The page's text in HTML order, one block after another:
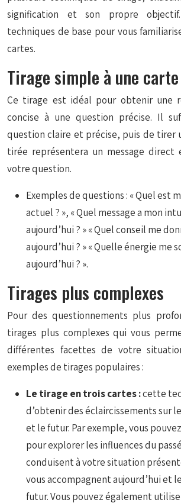
signification et son propre
techniques de base pour vous
cartes.
Tirage simple à une carte
Ce tirage est idéal pour obtenir une
concise à une question précise. Il
question claire et précise, puis de tirer
tirée représentera un message
votre question.
Exemples de questions : « Quel est
actuel ? », « Quel message a mon
aujourd’hui ? » « Quel conseil me
aujourd’hui ? » « Quelle énergie me
aujourd’hui ? ».
Tirages plus complexes
Pour des questionnements plus
tirages plus complexes qui vous
différentes facettes de votre
exemples de tirages populaires :
Le tirage en trois cartes :cette
d’obtenir des éclaircissements sur
et le futur. Par exemple, vous
pour explorer les influences du
conduisent à votre situation
vous accompagnent aujourd’hui et
futur. Vous pouvez également